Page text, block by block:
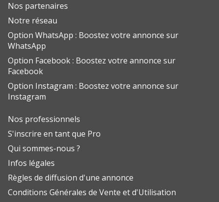
Nos partenaires
Notre réseau
Option WhatsApp : Boostez votre annonce sur
WhatsApp
Option Facebook : Boostez votre annonce sur
Facebook
Option Instagram : Boostez votre annonce sur
Instagram
Nos professionnels
S'inscrire en tant que Pro
Qui sommes-nous ?
Infos légales
Règles de diffusion d'une annonce
Conditions Générales de Vente et d'Utilisation